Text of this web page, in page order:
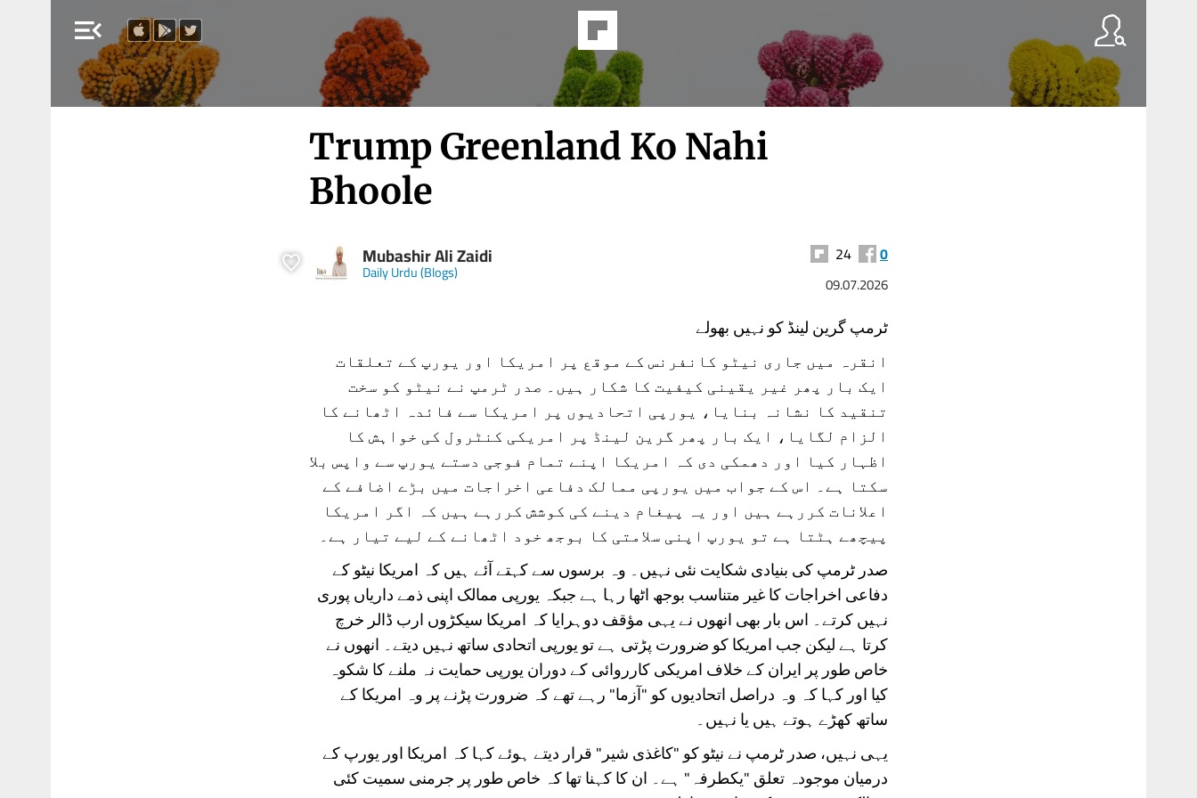
menu_open
Trump Greenland Ko Nahi
Bhoole
Mubashir Ali Zaidi
Daily Urdu (Blogs)
24 0
09.07.2026
ٹرمپ گرین لینڈ کو نہیں بھولے
انقرہ میں جاری نیٹو کانفرنس کے موقع پر امریکا اور یورپ کے تعلقات
ایک بار پھر غیر یقینی کیفیت کا شکار ہیں۔ صدر ٹرمپ نے نیٹو کو سخت
تنقید کا نشانہ بنایا، یورپی اتحادیوں پر امریکا سے فائدہ اٹھانے کا
الزام لگایا، ایک بار پھر گرین لینڈ پر امریکی کنٹرول کی خواہش کا
اظہار کیا اور دھمکی دی کہ امریکا اپنے تمام فوجی دستے یورپ سے واپس بلا
سکتا ہے۔ اس کے جواب میں یورپی ممالک دفاعی اخراجات میں بڑے اضافے کے
اعلانات کررہے ہیں اور یہ پیغام دینے کی کوشش کررہے ہیں کہ اگر امریکا
پیچھے ہٹتا ہے تو یورپ اپنی سلامتی کا بوجھ خود اٹھانے کے لیے تیار ہے۔
صدر ٹرمپ کی بنیادی شکایت نئی نہیں۔ وہ برسوں سے کہتے آئے ہیں کہ امریکا نیٹو کے
دفاعی اخراجات کا غیر متناسب بوجھ اٹھا رہا ہے جبکہ یورپی ممالک اپنی ذمے داریاں پوری
نہیں کرتے۔ اس بار بھی انھوں نے یہی مؤقف دوہرایا کہ امریکا سیکڑوں ارب ڈالر خرچ
کرتا ہے لیکن جب امریکا کو ضرورت پڑتی ہے تو یورپی اتحادی ساتھ نہیں دیتے۔ انھوں نے
خاص طور پر ایران کے خلاف امریکی کارروائی کے دوران یورپی حمایت نہ ملنے کا شکوہ
کیا اور کہا کہ وہ دراصل اتحادیوں کو "آزما" رہے تھے کہ ضرورت پڑنے پر وہ امریکا کے
ساتھ کھڑے ہوتے ہیں یا نہیں۔
یہی نہیں، صدر ٹرمپ نے نیٹو کو "کاغذی شیر" قرار دیتے ہوئے کہا کہ امریکا اور یورپ کے
درمیان موجودہ تعلق "یکطرفہ" ہے۔ ان کا کہنا تھا کہ خاص طور پر جرمنی سمیت کئی